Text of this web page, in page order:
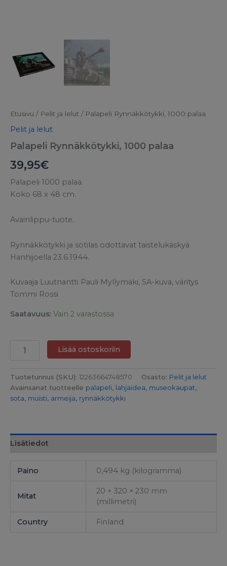
Etusivu / Pelit ja lelut / Palapeli Rynnäkkötykki, 1000 palaa
Pelit ja lelut
Palapeli Rynnäkkötykki, 1000 palaa
39,95€
Palapeli 1000 palaa.
Koko 68 x 48 cm.
Avainlippu-tuote.
Rynnäkkötykki ja sotilas odottavat taistelukäskyä
Hanhijoella 23.6.1944.
Kuvaaja Luutnantti Pauli Myllymäki, SA-kuva, väritys
Tommi Rossi
Saatavuus: Vain 2 varastossa
Lisää ostoskoriin
Tuotetunnus (SKU): 12263664748570 Osasto: Pelit ja lelut
Avainsanat tuotteelle palapeli, lahjaidea, museokaupat,
sota, muisti, armeija, rynnäkkötykki
Lisätiedot
Paino 0,494 kg (kilogramma)
Mitat
20 × 320 × 230 mm
(millimetri)
Country Finland